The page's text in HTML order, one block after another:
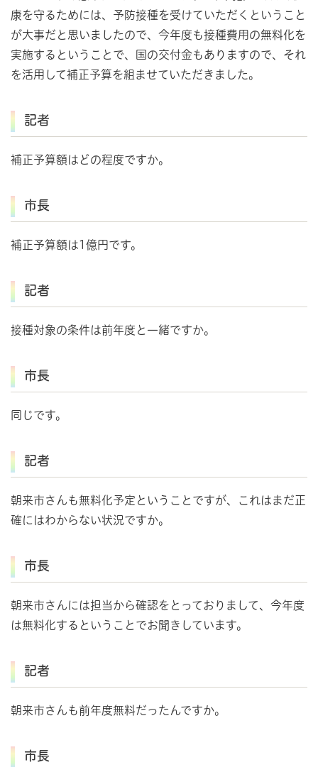
康を守るためには、予防接種を受けていただくということ
が大事だと思いましたので、今年度も接種費用の無料化を
実施するということで、国の交付金もありますので、それ
を活用して補正予算を組ませていただきました。
記者
補正予算額はどの程度ですか。
市長
補正予算額は1億円です。
記者
接種対象の条件は前年度と一緒ですか。
市長
同じです。
記者
朝来市さんも無料化予定ということですが、これはまだ正
確にはわからない状況ですか。
市長
朝来市さんには担当から確認をとっておりまして、今年度
は無料化するということでお聞きしています。
記者
朝来市さんも前年度無料だったんですか。
市長